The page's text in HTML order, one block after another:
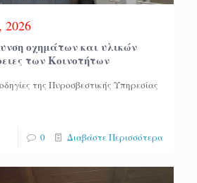
2026
οχημάτων και υλικών
των Κοινοτήτων
της Πυροσβεστικής Υπηρεσίας
0 Διαβάστε Περισσότερα